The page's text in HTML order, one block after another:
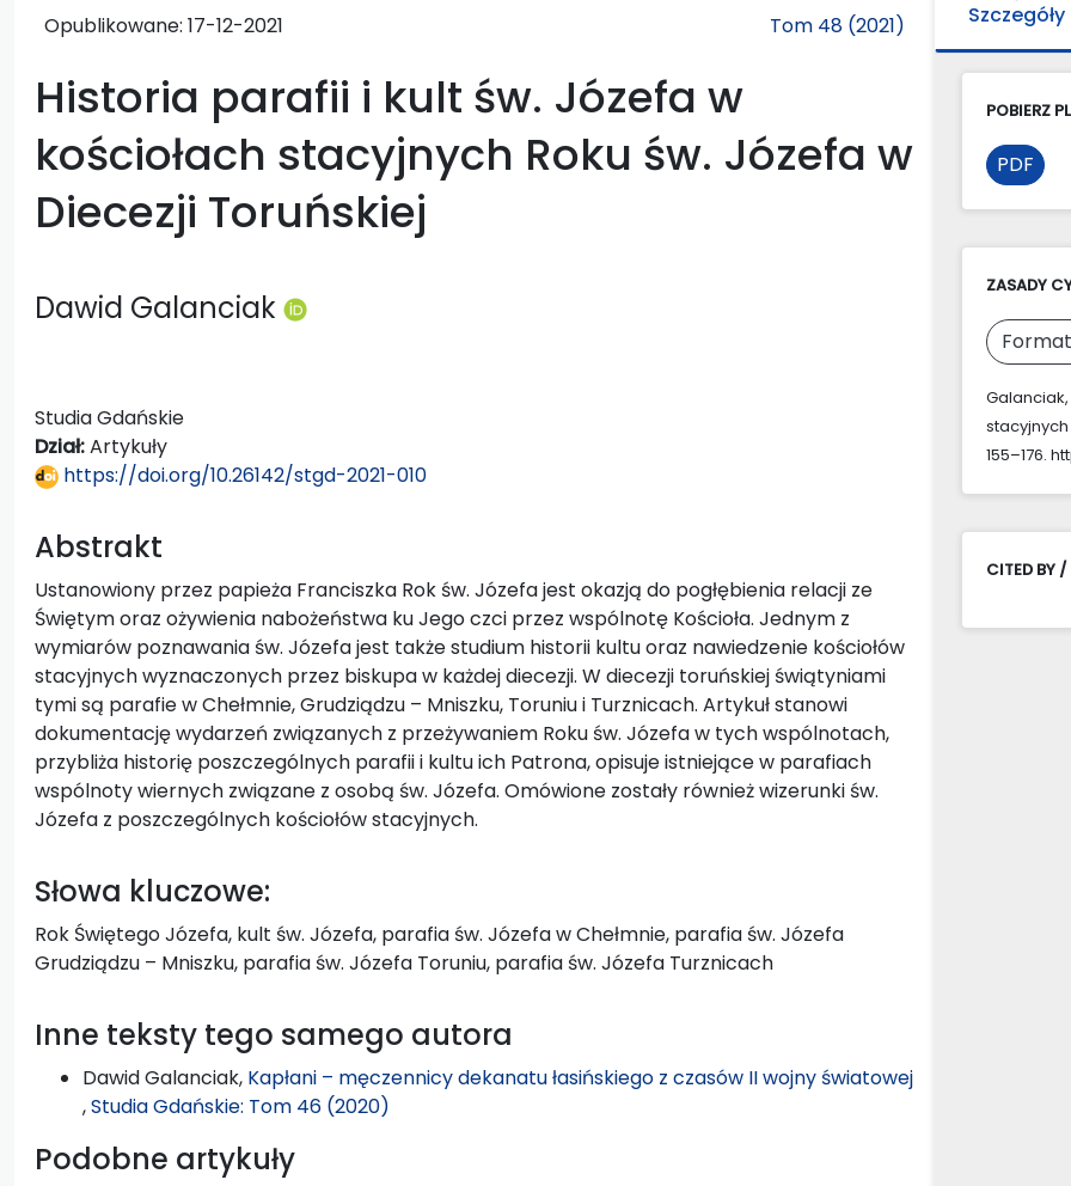
Opublikowane: 17-12-2021 Tom 48 (2021)
Historia parafii i kult św. Józefa w
kościołach stacyjnych Roku św. Józefa w
Diecezji Toruńskiej
Dawid Galanciak
Studia Gdańskie
Dział:Artykuły
https://doi.org/10.26142/stgd-2021-010
Abstrakt
Ustanowiony przez papieża Franciszka Rok św. Józefa jest okazją do pogłębienia relacji ze
Świętym oraz ożywienia nabożeństwa ku Jego czci przez wspólnotę Kościoła. Jednym z
wymiarów poznawania św. Józefa jest także studium historii kultu oraz nawiedzenie kościołów
stacyjnych wyznaczonych przez biskupa w każdej diecezji. W diecezji toruńskiej świątyniami
tymi są parafie w Chełmnie, Grudziądzu – Mniszku, Toruniu i Turznicach. Artykuł stanowi
dokumentację wydarzeń związanych z przeżywaniem Roku św. Józefa w tych wspólnotach,
przybliża historię poszczególnych parafii i kultu ich Patrona, opisuje istniejące w parafiach
wspólnoty wiernych związane z osobą św. Józefa. Omówione zostały również wizerunki św.
Józefa z poszczególnych kościołów stacyjnych.
Słowa kluczowe:
Rok Świętego Józefa, kult św. Józefa, parafia św. Józefa w Chełmnie, parafia św. Józefa
Grudziądzu – Mniszku, parafia św. Józefa Toruniu, parafia św. Józefa Turznicach
Inne teksty tego samego autora
Dawid Galanciak, Kapłani – męczennicy dekanatu łasińskiego z czasów II wojny światowej
,Studia Gdańskie: Tom 46 (2020)
Podobne artykuły
Szczegóły
POBIERZ
PDF
ZASADY
Galanciak,
stacyjnych
155–176.
CITED BY /